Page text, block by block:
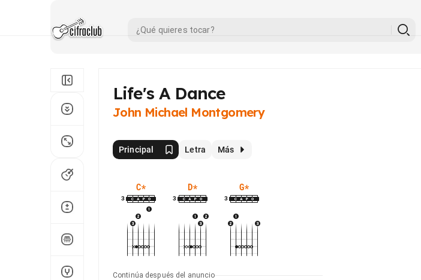
Life's A Dance
John Michael Montgomery
Principal Letra Más
C*
3
D*
3
G*
3
Continúa después del anuncio